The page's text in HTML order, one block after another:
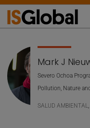
Mark J
Severo Ochoa
Pollution, Nature
SALUD AMBIENTAL